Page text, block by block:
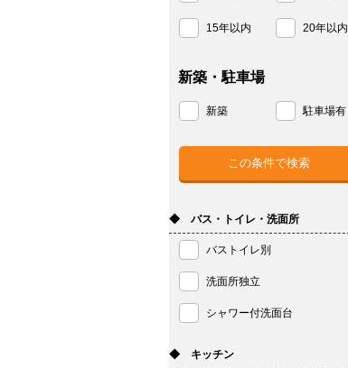
15年以内 20年以内
新築・駐車場
新築 駐車場有
◆ バス・トイレ・洗面所
バストイレ別
洗面所独立
シャワー付洗面台
◆ キッチン